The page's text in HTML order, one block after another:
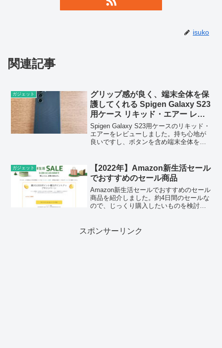
isuko
関連記事
ガジェット
グリップ感が良く、端末全体を保
護してくれる Spigen Galaxy S23
用ケース リキッド・エアー レビ
ュー
Spigen Galaxy S23用ケースのリキッド・
エアーをレビューしました。持ち心地が
良いですし、ボタンを含め端末全体を守
ガジェット
【2022年】Amazon新生活セール
でおすすめのセール商品
Amazon新生活セールでおすすめのセール
商品を紹介しました。約4日間のセールな
ので、じっくり購入したいものを検討し
スポンサーリンク